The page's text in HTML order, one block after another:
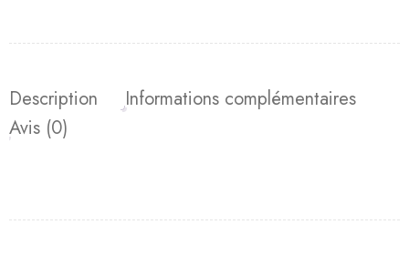
Description
Informations complémentaires
Avis (0)